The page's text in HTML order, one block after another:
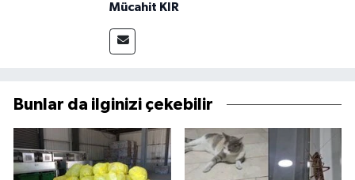
Mücahit KIR
Bunlar da ilginizi çekebilir